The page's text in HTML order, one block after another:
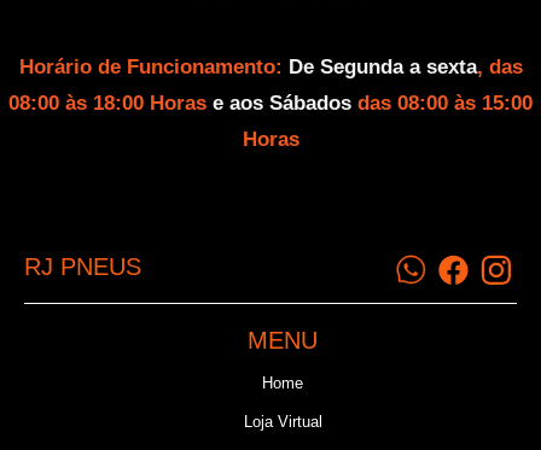
Horário de Funcionamento: De Segunda a sexta, das
08:00 às 18:00 Horas e aos Sábados das 08:00 às 15:00
Horas
RJ PNEUS
MENU
Home
Loja Virtual